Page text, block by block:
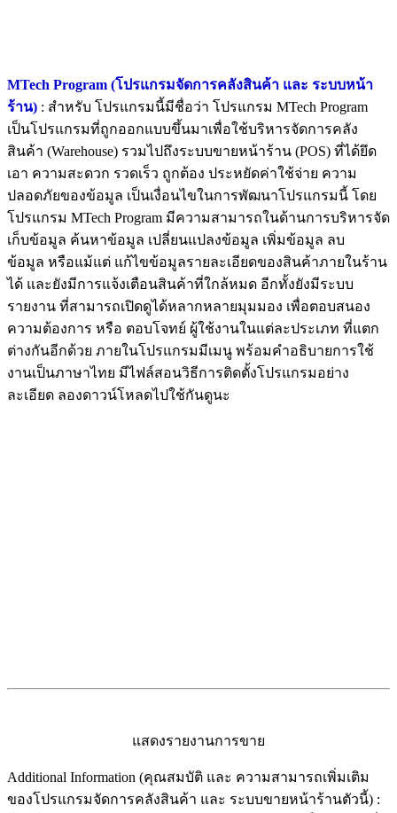
MTech Program (โปรแกรมจัดการคลังสินค้า และ ระบบหน้า
ร้าน) : สำหรับ โปรแกรมนี้มีชื่อว่า โปรแกรม MTech Program
เป็นโปรแกรมที่ถูกออกแบบขึ้นมาเพื่อใช้บริหารจัดการคลัง
สินค้า (Warehouse) รวมไปถึงระบบขายหน้าร้าน (POS) ที่ได้ยึด
เอา ความสะดวก รวดเร็ว ถูกต้อง ประหยัดค่าใช้จ่าย ความ
ปลอดภัยของข้อมูล เป็นเงื่อนไขในการพัฒนาโปรแกรมนี้ โดย
โปรแกรม MTech Program มีความสามารถในด้านการบริหารจัด
เก็บข้อมูล ค้นหาข้อมูล เปลี่ยนแปลงข้อมูล เพิ่มข้อมูล ลบ
ข้อมูล หรือแม้แต่ แก้ไขข้อมูลรายละเอียดของสินค้าภายในร้าน
ได้ และยังมีการแจ้งเตือนสินค้าที่ใกล้หมด อีกทั้งยังมีระบบ
รายงาน ที่สามารถเปิดดูได้หลากหลายมุมมอง เพื่อตอบสนอง
ความต้องการ หรือ ตอบโจทย์ ผู้ใช้งานในแต่ละประเภท ที่แตก
ต่างกันอีกด้วย ภายในโปรแกรมมีเมนู พร้อมคำอธิบายการใช้
งานเป็นภาษาไทย มีไฟล์สอนวิธีการติดตั้งโปรแกรมอย่าง
ละเอียด ลองดาวน์โหลดไปใช้กันดูนะ
แสดงรายงานการขาย
Additional Information (คุณสมบัติ และ ความสามารถเพิ่มเติม
ของโปรแกรมจัดการคลังสินค้า และ ระบบขายหน้าร้านตัวนี้) :